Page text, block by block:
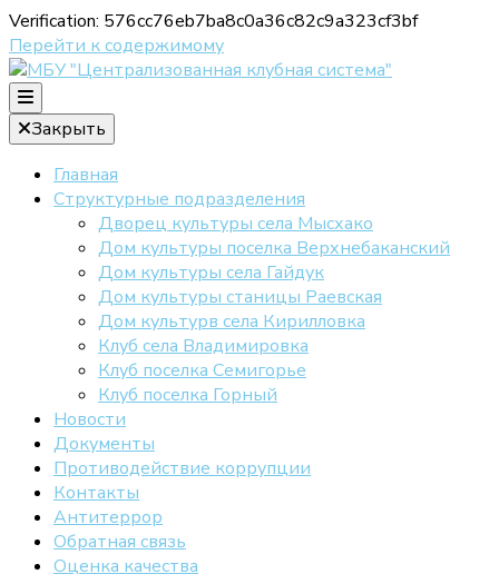
Verification: 576cc76eb7ba8c0a36c82c9a323cf3bf
Перейти к содержимому
МБУ
клубная
Официальный сайт МБУ "ЦКС"
Закрыть
Главная
Структурные подразделения
Дворец культуры села Мысхако
Дом культуры поселка Верхнебаканский
Дом культуры села Гайдук
Дом культуры станицы Раевская
Дом культурв села Кирилловка
Клуб села Владимировка
Клуб поселка Семигорье
Клуб поселка Горный
Новости
Документы
Противодействие коррупции
Контакты
Антитеррор
Обратная связь
Оценка качества